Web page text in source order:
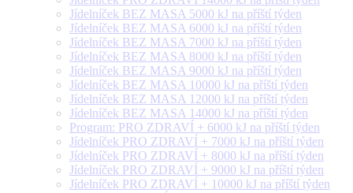
Jídelníček BEZ MASA 5000 kJ na příští týden
Jídelníček BEZ MASA 6000 kJ na příští týden
Jídelníček BEZ MASA 7000 kJ na příští týden
Jídelníček BEZ MASA 8000 kJ na příští týden
Jídelníček BEZ MASA 9000 kJ na příští týden
Jídelníček BEZ MASA 10000 kJ na příští týden
Jídelníček BEZ MASA 12000 kJ na příští týden
Jídelníček BEZ MASA 14000 kJ na příští týden
Program: PRO ZDRAVÍ + 6000 kJ na příští týden
Jídelníček PRO ZDRAVÍ + 7000 kJ na příští týden
Jídelníček PRO ZDRAVÍ + 8000 kJ na příští týden
Jídelníček PRO ZDRAVÍ + 9000 kJ na příští týden
Jídelníček PRO ZDRAVÍ + 10000 kJ na příští týden